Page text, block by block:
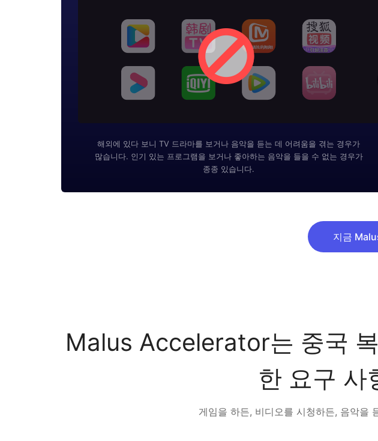
해외에 있다 보니 TV 드라마를 보거나 음악을 듣는 데 어려움을 겪는 경우가
많습니다. 인기 있는 프로그램을 보거나 좋아하는 음악을 들을 수 없는 경우가
종종 있습니다.
지금
Malus Accelerator는 중국
한 요구 사
게임을 하든, 비디오를 시청하든, 음악을